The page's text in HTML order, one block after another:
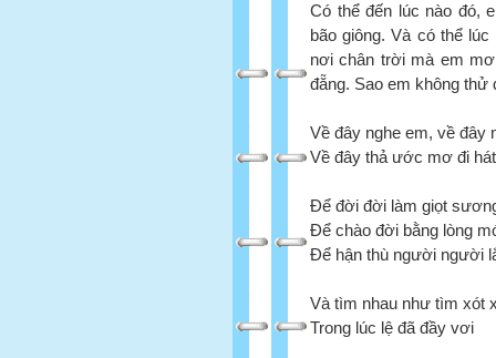
Có thể đến lúc nào đó,
bão giông. Và có thể
nơi chân trời mà em
đẵng. Sao em không thử
Về đây nghe em, về đây
Về đây thả ước mơ đi
Để đời đời làm giọt
Để chào đời bằng lòng
Để hận thù người người
Và tìm nhau như tìm xót
Trong lúc lệ đã đầy vơi